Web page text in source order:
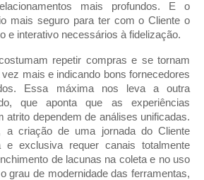
mais profundos. E o
mais seguro para ter com o Cliente o
e interativo necessários à fidelização.
repetir compras e se tornam
mais e indicando bons fornecedores
Essa máxima nos leva a outra
que aponta que as experiências
atrito dependem de análises unificadas.
a criação de uma jornada do Cliente
e exclusiva requer canais totalmente
de lacunas na coleta e no uso
grau de modernidade das ferramentas,